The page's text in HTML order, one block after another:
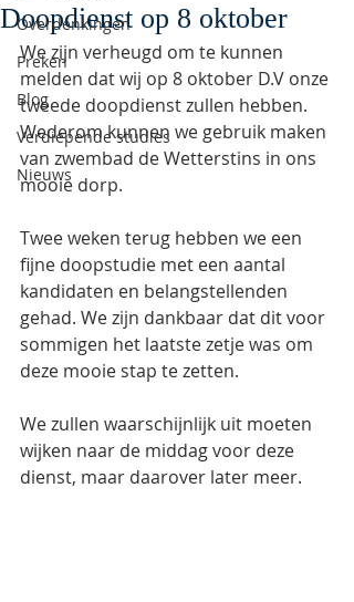
Overdenkingen
Preken
Blog
Verdiepende studies
Nieuws
Doopdienst op 8 oktober
We zijn verheugd om te kunnen
melden dat wij op 8 oktober D.V onze
tweede doopdienst zullen hebben.
Wederom kunnen we gebruik maken
van zwembad de Wetterstins in ons
mooie dorp.
Twee weken terug hebben we een
fijne doopstudie met een aantal
kandidaten en belangstellenden
gehad. We zijn dankbaar dat dit voor
sommigen het laatste zetje was om
deze mooie stap te zetten.
We zullen waarschijnlijk uit moeten
wijken naar de middag voor deze
dienst, maar daarover later meer.